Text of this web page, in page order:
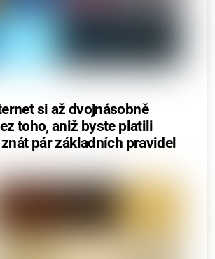
si až dvojnásobně
toho, aniž byste platili
pár základních pravidel